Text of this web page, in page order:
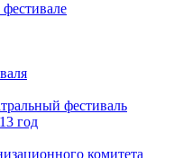
фестиваль
год
комитета